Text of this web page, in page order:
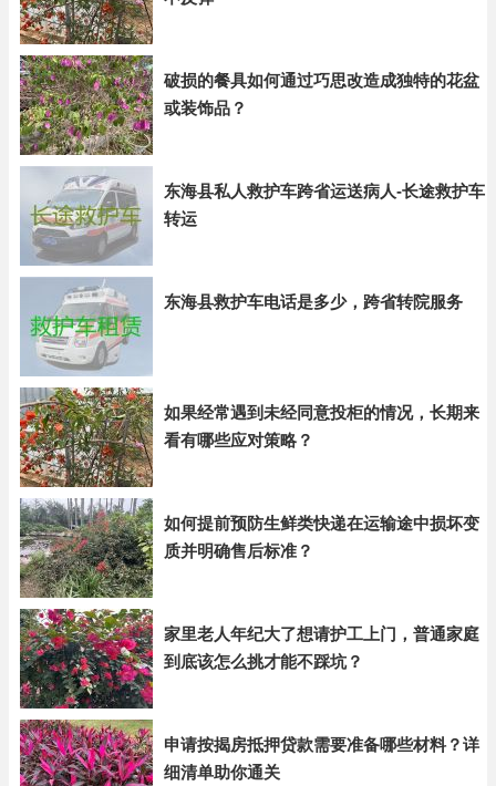
破损的餐具如何通过巧思改造成独特的花盆
或装饰品？
东海县私人救护车跨省运送病人-长途救护车
转运
东海县救护车电话是多少，跨省转院服务
如果经常遇到未经同意投柜的情况，长期来
看有哪些应对策略？
如何提前预防生鲜类快递在运输途中损坏变
质并明确售后标准？
家里老人年纪大了想请护工上门，普通家庭
到底该怎么挑才能不踩坑？
申请按揭房抵押贷款需要准备哪些材料？详
细清单助你通关